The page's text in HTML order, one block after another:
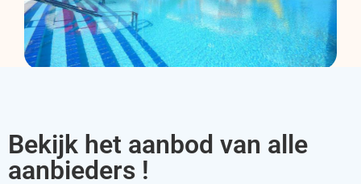
Bekijk het aanbod van alle
aanbieders !